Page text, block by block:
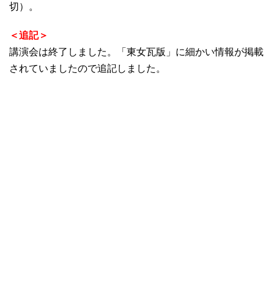
切）。
＜追記＞
講演会は終了しました。「東女瓦版」に細かい情報が掲載
されていましたので追記しました。